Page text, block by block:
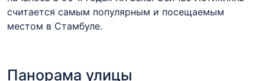
считается самым популярным и посещаемым
местом в Стамбуле.
Панорама улицы